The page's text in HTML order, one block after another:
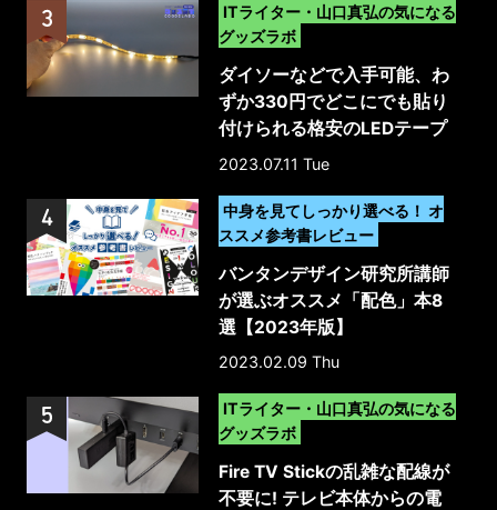
ITライター・山口真弘の気になる
グッズラボ
ダイソーなどで入手可能、わ
ずか330円でどこにでも貼り
付けられる格安のLEDテープ
ライトを試してみた
2023.07.11 Tue
中身を見てしっかり選べる！ オ
ススメ参考書レビュー
バンタンデザイン研究所講師
が選ぶオススメ「配色」本8
選【2023年版】
2023.02.09 Thu
ITライター・山口真弘の気になる
グッズラボ
Fire TV Stickの乱雑な配線が
不要に! テレビ本体からの電